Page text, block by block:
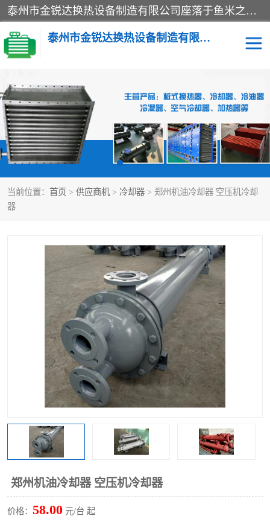
泰州市金锐达换热设备制造有限公司座落于鱼米之乡、祥泰之州一江苏泰州。是一家多年从事换热设备研究、设计、制造、销售、服务于一体的生产企业。
泰州市金锐达换热设备制造有限公司
当前位置： 首页 > 供应商机 > 冷却器 > 郑州机油冷却器 空压机冷却
器
郑州机油冷却器 空压机冷却器
价格： 58.00 元/台 起
冷却器 换热器
散热器 预热器
热交换器